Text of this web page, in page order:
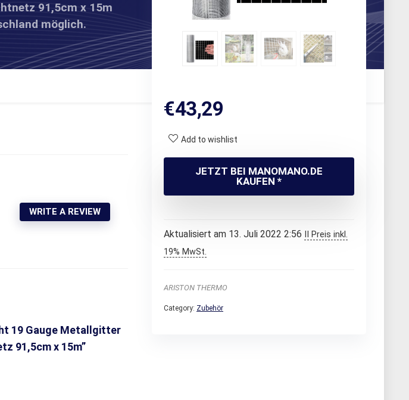
€43,29
Add to wishlist
JETZT BEI MANOMANO.DE
KAUFEN *
Aktualisiert am 13. Juli 2022 2:56
II Preis inkl.
19% MwSt.
ARISTON THERMO
Category: Zubehör
91,5cm x 15m
möglich.
WRITE A REVIEW
19 Gauge Metallgitter
91,5cm x 15m”